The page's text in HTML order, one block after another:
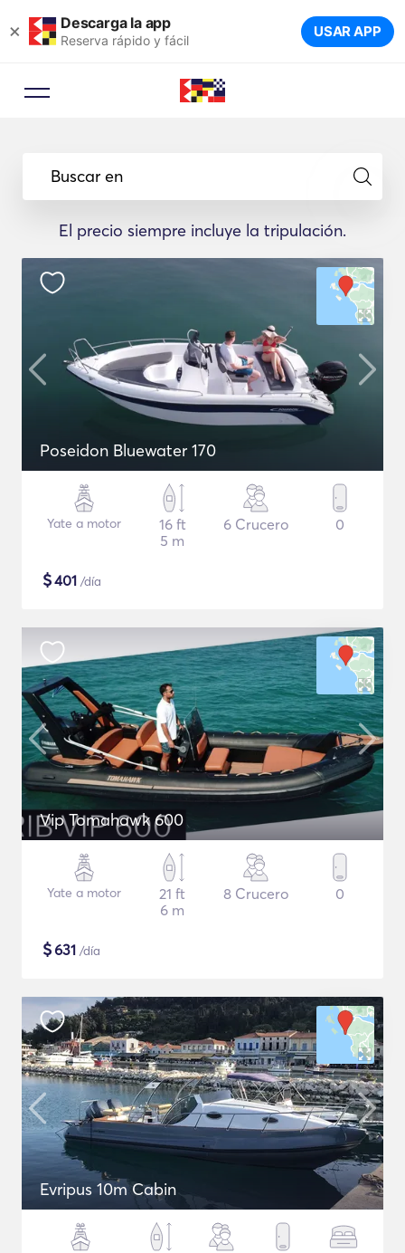
× Descarga la app
Reserva rápido y fácil USAR APP
Buscar en
El precio siempre incluye la tripulación.
Poseidon Bluewater 170
Yate a motor
16 ft
5 m
6 Crucero 0
$401 /día
Vip Tomahawk 600
Yate a motor
21 ft
6 m
8 Crucero 0
$631 /día
Evripus 10m Cabin